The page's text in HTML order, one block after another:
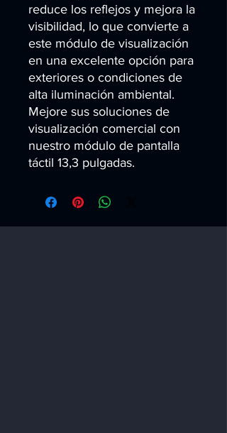
reduce los reflejos y mejora la
visibilidad, lo que convierte a
este módulo de visualización
en una excelente opción para
exteriores o condiciones de
alta iluminación ambiental.
Mejore sus soluciones de
visualización comercial con
nuestro módulo de pantalla
táctil 13,3 pulgadas.